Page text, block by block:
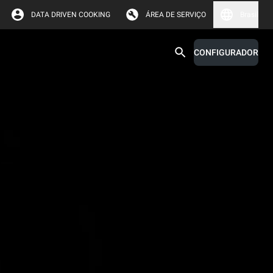
DATA DRIVEN COOKING ÁREA DE SERVIÇO
CONFIGURADOR